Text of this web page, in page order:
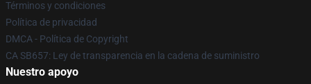
Términos y condiciones
Política de privacidad
DMCA - Política de Copyright
CA SB657: Ley de transparencia en la cadena de suministro
Nuestro apoyo